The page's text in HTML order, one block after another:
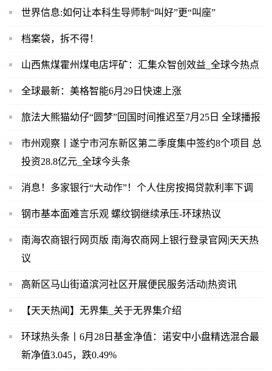
世界信息:如何让本科生导师制“叫好”更“叫座”
档案袋，拆不得！
山西焦煤霍州煤电店坪矿：汇集众智创效益_全球今热点
全球最新：美格智能6月29日快速上涨
旅法大熊猫幼仔“圆梦”回国时间推迟至7月25日 全球播报
市州观察丨遂宁市河东新区第二季度集中签约8个项目 总
投资28.8亿元_全球今头条
消息！多家银行“大动作”！个人住房按揭贷款利率下调
钢市基本面难言乐观 螺纹钢继续承压-环球热议
南海农商银行网页版 南海农商网上银行登录官网|天天热
议
高新区马山街道滨河社区开展便民服务活动|热资讯
【天天热闻】无界集_关于无界集介绍
环球热头条丨6月28日基金净值：诺安中小盘精选混合最
新净值3.045，跌0.49%